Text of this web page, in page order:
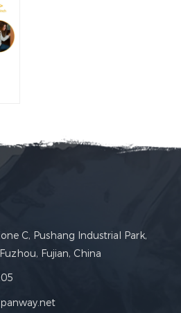
C, Pushang Industrial Park,
Fujian, China